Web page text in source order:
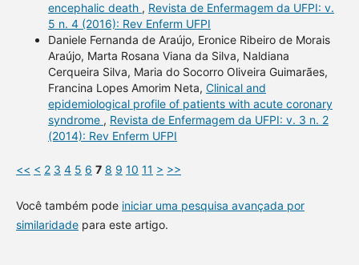
encephalic death , Revista de Enfermagem da UFPI: v.
5 n. 4 (2016): Rev Enferm UFPI
Daniele Fernanda de Araújo, Eronice Ribeiro de Morais
Araújo, Marta Rosana Viana da Silva, Naldiana
Cerqueira Silva, Maria do Socorro Oliveira Guimarães,
Francina Lopes Amorim Neta, Clinical and
epidemiological profile of patients with acute coronary
syndrome , Revista de Enfermagem da UFPI: v. 3 n. 2
(2014): Rev Enferm UFPI
<< < 2 3 4 5 6 7 8 9 10 11 > >>
Você também pode iniciar uma pesquisa avançada por
similaridadepara este artigo.